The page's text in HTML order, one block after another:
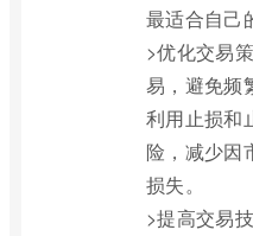
最适合自己
>优化交易
易，避免频
利用止损和
险，减少因
损失。
>提高交易